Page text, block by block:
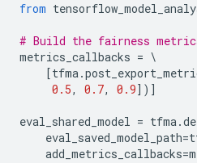
from
# Build the fairness
metrics_callbacks = \
[tfma.
0.5, 0.7, 0.9])]
eval_shared_model = tfma.
eval_saved_model_path=
add_metrics_callbacks=